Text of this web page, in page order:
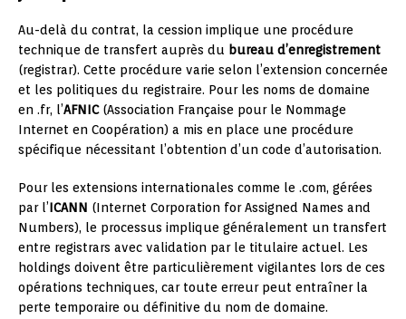
Au-delà du contrat, la cession implique une procédure
technique de transfert auprès du bureau d’enregistrement
(registrar). Cette procédure varie selon l’extension concernée
et les politiques du registraire. Pour les noms de domaine
en .fr, l’AFNIC(Association Française pour le Nommage
Internet en Coopération) a mis en place une procédure
spécifique nécessitant l’obtention d’un code d’autorisation.
Pour les extensions internationales comme le .com, gérées
par l’ICANN (Internet Corporation for Assigned Names and
Numbers), le processus implique généralement un transfert
entre registrars avec validation par le titulaire actuel. Les
holdings doivent être particulièrement vigilantes lors de ces
opérations techniques, car toute erreur peut entraîner la
perte temporaire ou définitive du nom de domaine.